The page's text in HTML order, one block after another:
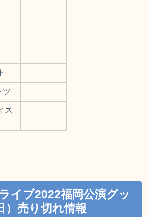
ツ
ス
イブ2022福岡公演グッ
）売り切れ情報